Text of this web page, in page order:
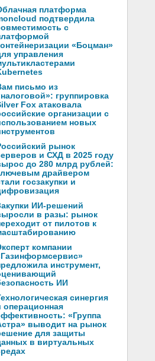
платформа
подтвердила
с
«Боцман»
управления
письмо из
группировка
Fox атаковала
организации с
новых
рынок
и СХД в 2025 году
до 280 млрд рублей:
драйвером
госзакупки и
ИИ-решений
в разы: рынок
от пилотов к
компании
инструмент,
ИИ
синергия
операционная
«Группа
выводит на рынок
для защиты
в виртуальных